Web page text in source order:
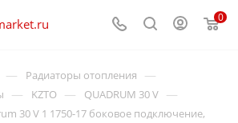
0
— Радиаторы отопления —
— KZTO — QUADRUM 30 V —
30 V 1 1750-17 боковое подключение,